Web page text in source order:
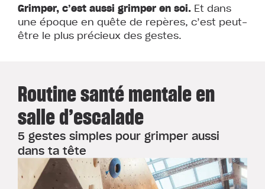
Grimper, c’est aussi grimper en soi. Et dans
une époque en quête de repères, c’est peut-
être le plus précieux des gestes.
Routine santé mentale en
salle d’escalade
5 gestes simples pour grimper aussi
dans ta tête